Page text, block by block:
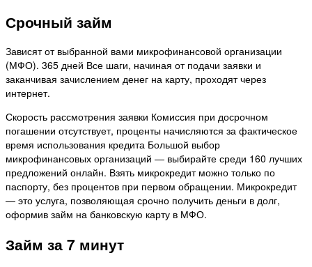
Срочный займ
Зависят от выбранной вами микрофинансовой организации
(МФО). 365 дней Все шаги, начиная от подачи заявки и
заканчивая зачислением денег на карту, проходят через
интернет.
Скорость рассмотрения заявки Комиссия при досрочном
погашении отсутствует, проценты начисляются за фактическое
время использования кредита Большой выбор
микрофинансовых организаций — выбирайте среди 160 лучших
предложений онлайн. Взять микрокредит можно только по
паспорту, без процентов при первом обращении. Микрокредит
— это услуга, позволяющая срочно получить деньги в долг,
оформив займ на банковскую карту в МФО.
Займ за 7 минут